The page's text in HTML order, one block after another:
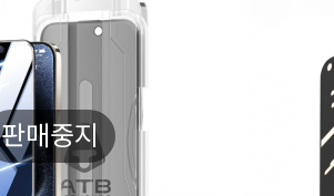
판매중지